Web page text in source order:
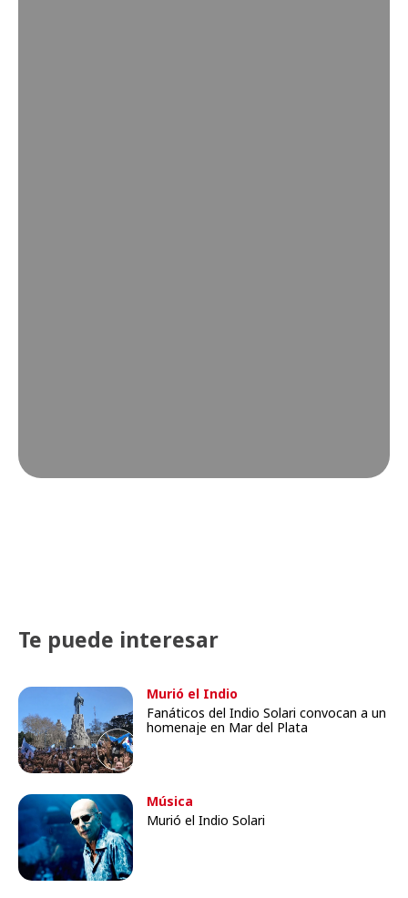
Te puede interesar
Murió el Indio
Fanáticos del Indio Solari convocan a un
homenaje en Mar del Plata
Música
Murió el Indio Solari